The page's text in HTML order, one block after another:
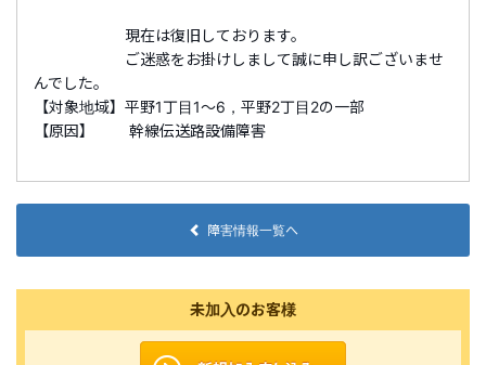
現在は復旧しております。
ご迷惑をお掛けしまして誠に申し訳ございませ
んでした。
【対象地域】 平野1丁目1～6，平野2丁目2の一部
【原因】 幹線伝送路設備障害
障害情報一覧へ
未加入のお客様